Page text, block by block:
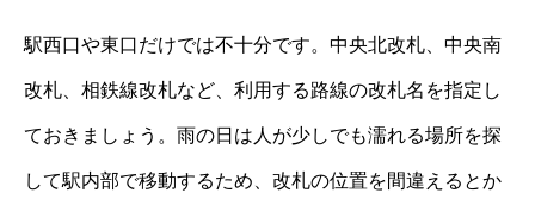
駅西口や東口だけでは不十分です。中央北改札、中央南
改札、相鉄線改札など、利用する路線の改札名を指定し
ておきましょう。雨の日は人が少しでも濡れる場所を探
して駅内部で移動するため、改札の位置を間違えるとか